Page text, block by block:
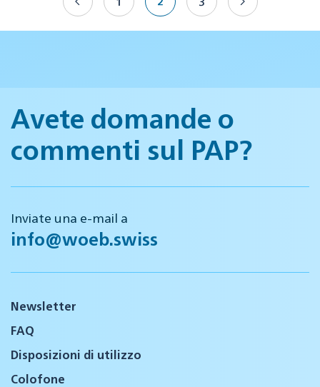
Avete domande o
commenti sul PAP?
Inviate una e-mail a
info@woeb.swiss
Newsletter
FAQ
Disposizioni di utilizzo
Colofone